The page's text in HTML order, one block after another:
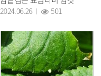
2024.06.26 501